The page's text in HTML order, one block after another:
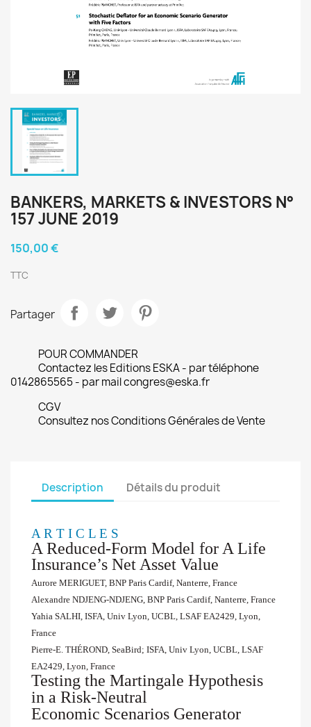
BANKERS, MARKETS & INVESTORS N°
157 JUNE 2019
150,00 €
TTC
Partager
POUR COMMANDER
Contactez les Editions ESKA - par téléphone
0142865565 - par mail congres@eska.fr
CGV
Consultez nos Conditions Générales de Vente
Description Détails du produit
A R T I C L E S
A Reduced-Form Model for A Life
Insurance’s Net Asset Value
Aurore MERIGUET, BNP Paris Cardif, Nanterre, France
Alexandre NDJENG-NDJENG, BNP Paris Cardif, Nanterre, France
Yahia SALHI, ISFA, Univ Lyon, UCBL, LSAF EA2429, Lyon,
France
Pierre-E. THÉROND, SeaBird; ISFA, Univ Lyon, UCBL, LSAF
EA2429, Lyon, France
Testing the Martingale Hypothesis
in a Risk-Neutral
Economic Scenarios Generator